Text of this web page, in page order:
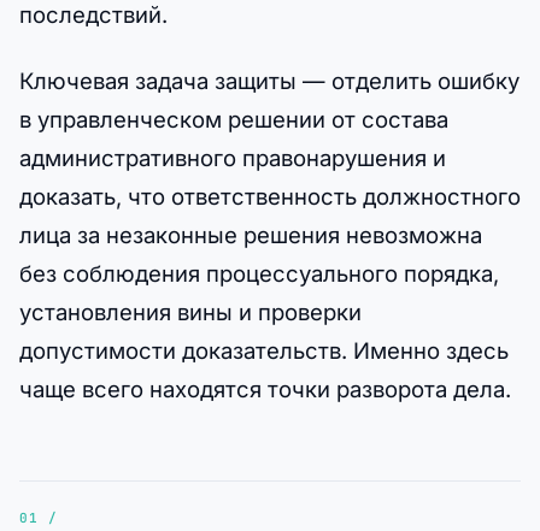
последствий.
Ключевая задача защиты — отделить ошибку
в управленческом решении от состава
административного правонарушения и
доказать, что ответственность должностного
лица за незаконные решения невозможна
без соблюдения процессуального порядка,
установления вины и проверки
допустимости доказательств. Именно здесь
чаще всего находятся точки разворота дела.